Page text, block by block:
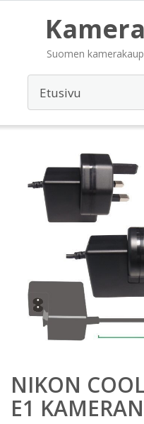
Suomen
NIKON
E1